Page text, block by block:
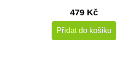
479 Kč
Přidat do košíku